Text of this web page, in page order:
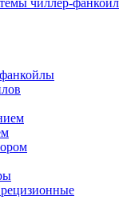
чиллер-фанкойл